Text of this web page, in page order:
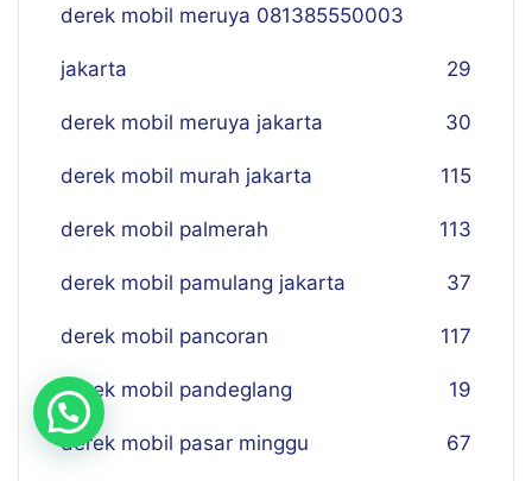
derek mobil meruya 081385550003
jakarta 29
derek mobil meruya jakarta 30
derek mobil murah jakarta 115
derek mobil palmerah 113
derek mobil pamulang jakarta 37
derek mobil pancoran 117
derek mobil pandeglang 19
derek mobil pasar minggu 67